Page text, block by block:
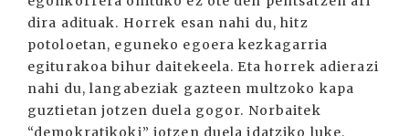
dira adituak. Horrek esan nahi du, hitz
potoloetan, eguneko egoera kezkagarria
egiturakoa bihur daitekeela. Eta horrek adierazi
nahi du, langabeziak gazteen multzoko kapa
guztietan jotzen duela gogor. Norbaitek
“demokratikoki” jotzen duela idatziko luke.